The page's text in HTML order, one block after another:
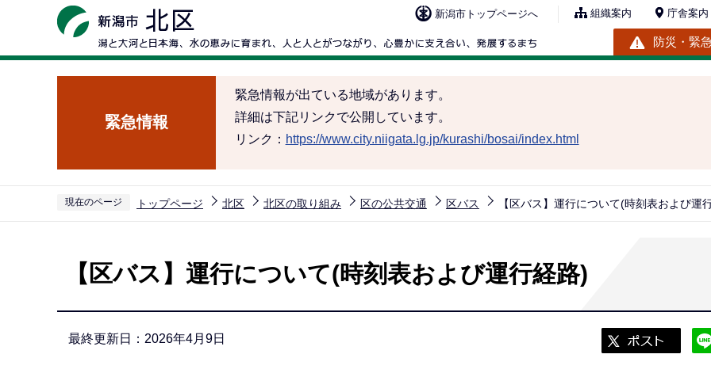
ペ
新潟市トップページへ 組織案内 庁舎案
防災・緊
緊急情報
緊急情報が出ている地域があります。
詳細は下記リンクで公開しています。
リンク： https://www.city.niigata.lg.jp/kurashi/bosai/index.html
現在のページ トップページ 北区 北区の取り組み 区の公共交通 区バス 【区バス】運行について(時刻表および運
【区バス】運行について(時刻表および運行経路)
最終更新日：2026年4月9日